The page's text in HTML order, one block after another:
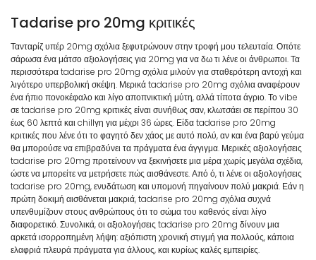
Tadarise pro 20mg κριτικές
Τανταρίζ υπέρ 20mg σχόλια ξεφυτρώνουν στην τροφή μου τελευταία. Οπότε
σάρωσα ένα μάτσο αξιολογήσεις για 20mg για να δω τι λένε οι άνθρωποι. Τα
περισσότερα tadarise pro 20mg σχόλια μιλούν για σταθερότερη αντοχή και
λιγότερο υπερβολική σκέψη. Μερικά tadarise pro 20mg σχόλια αναφέρουν
ένα ήπιο πονοκέφαλο και λίγο αποπνικτική μύτη, αλλά τίποτα άγριο. Το vibe
σε tadarise pro 20mg κριτικές είναι συνήθως σαν, κλωτσάει σε περίπου 30
έως 60 λεπτά και chillγη για μέχρι 36 ώρες. Είδα tadarise pro 20mg
κριτικές που λένε ότι το φαγητό δεν χάος με αυτό πολύ, αν και ένα βαρύ γεύμα
θα μπορούσε να επιβραδύνει τα πράγματα ένα άγγιγμα. Μερικές αξιολογήσεις
tadarise pro 20mg προτείνουν να ξεκινήσετε μια μέρα χωρίς μεγάλα σχέδια,
ώστε να μπορείτε να μετρήσετε πώς αισθάνεστε. Από ό, τι λένε οι αξιολογήσεις
tadarise pro 20mg, ενυδάτωση και υπομονή πηγαίνουν πολύ μακριά. Εάν η
πρώτη δοκιμή αισθάνεται μακριά, tadarise pro 20mg σχόλια συχνά
υπενθυμίζουν στους ανθρώπους ότι το σώμα του καθενός είναι λίγο
διαφορετικό. Συνολικά, οι αξιολογήσεις tadarise pro 20mg δίνουν μια
αρκετά ισορροπημένη λήψη: αξιόπιστη χρονική στιγμή για πολλούς, κάποια
ελαφριά πλευρά πράγματα για άλλους, και κυρίως καλές εμπειρίες.